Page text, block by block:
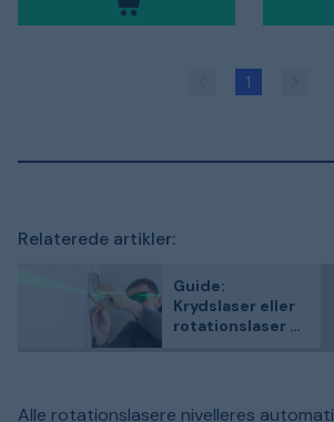
1
Relaterede artikler:
Guide:
Krydslaser eller
rotationslaser –
Alle rotationslasere nivelleres